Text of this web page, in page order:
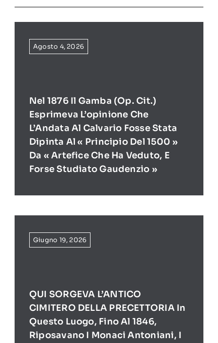
Agosto 4, 2026
Nel 1876 Il Gamba (op. Cit.)
Esprimeva L’opinione Che
L’Andata Al Calvario Fosse Stata
Dipinta Al « Principio Del 1500 »
Da « Artefice Che Ha Veduto, E
Forse Studiato Gaudenzio »
Giugno 19, 2026
QUI SORGEVA L’ANTICO
CIMITERO DELLA PRECETTORIA In
Questo Luogo, Fino Al 1846,
Riposavano I Monaci Antoniani, I